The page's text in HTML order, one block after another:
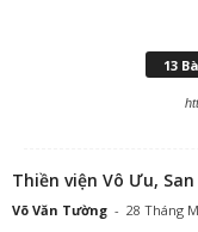
13
Thiền viện Vô Ưu,
Võ Văn Tường - 28 Tháng